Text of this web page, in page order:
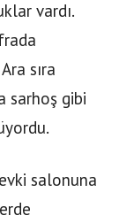
vardı.
sıra
gibi
salonuna